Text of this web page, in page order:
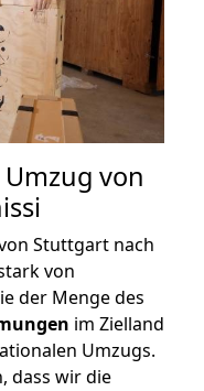
von
Stuttgart nach
von
der Menge des
im Zielland
Umzugs.
dass wir die